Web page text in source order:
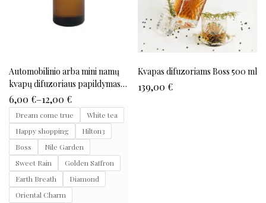
Automobilinio arba mini namų
kvapų difuzoriaus papildymas
15ml
6,00 €–12,00 €
Dream come true
White tea
Happy shopping
Hilton3
Boss
Nile Garden
Sweet Rain
Golden Saffron
Earth Breath
Diamond
Oriental Charm
Kvapas difuzoriams Boss 500 ml
139,00 €